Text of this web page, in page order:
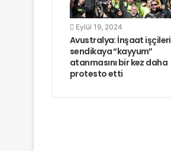
Eylül 19, 2024
Avustralya: İnşaat işçileri
sendikaya “kayyum”
atanmasını bir kez daha
protesto etti